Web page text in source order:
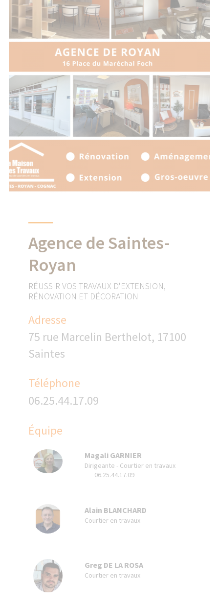
Agence de Saintes-
Royan
RÉUSSIR VOS TRAVAUX D'EXTENSION,
RÉNOVATION ET DÉCORATION
Adresse
75 rue Marcelin Berthelot, 17100
Saintes
Téléphone
06.25.44.17.09
Équipe
Magali GARNIER
Dirigeante - Courtier en travaux
06.25.44.17.09
Alain BLANCHARD
Courtier en travaux
Greg DE LA ROSA
Courtier en travaux